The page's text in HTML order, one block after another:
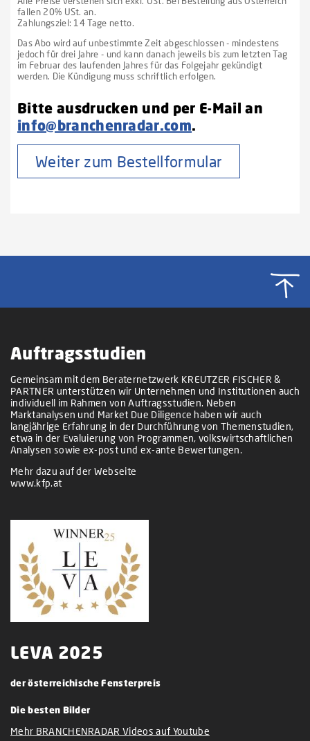
fallen 20% USt. an.
Zahlungsziel: 14 Tage netto.
Das Abo wird auf unbestimmte Zeit abgeschlossen - mindestens
jedoch für drei Jahre - und kann danach jeweils bis zum letzten Tag
im Februar des laufenden Jahres für das Folgejahr gekündigt
werden. Die Kündigung muss schriftlich erfolgen.
Bitte ausdrucken und per E-Mail an
info@branchenradar.com.
Weiter zum Bestellformular
Auftragsstudien
Gemeinsam mit dem Beraternetzwerk KREUTZER FISCHER &
PARTNER unterstützen wir Unternehmen und Institutionen auch
individuell im Rahmen von Auftragsstudien. Neben
Marktanalysen und Market Due Diligence haben wir auch
langjährige Erfahrung in der Durchführung von Themenstudien,
etwa in der Evaluierung von Programmen, volkswirtschaftlichen
Analysen sowie ex-post und ex-ante Bewertungen.
Mehr dazu auf der Webseite
www.kfp.at
LEVA 2025
der österreichische Fensterpreis
Die besten Bilder
Mehr BRANCHENRADAR Videos auf Youtube